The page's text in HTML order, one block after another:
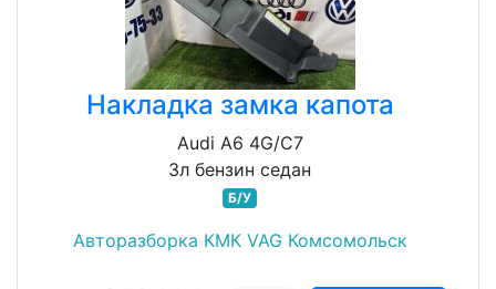
Накладка замка капота
Audi A6 4G/C7
3л бензин седан
Б/У
Авторазборка КМК VAG Комсомольск